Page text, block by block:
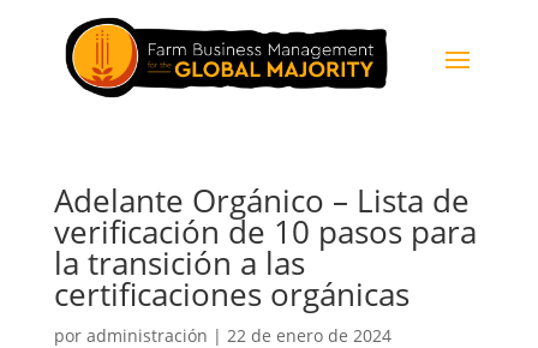
Adelante Orgánico – Lista de
verificación de 10 pasos para
la transición a las
certificaciones orgánicas
por administración | 22 de enero de 2024